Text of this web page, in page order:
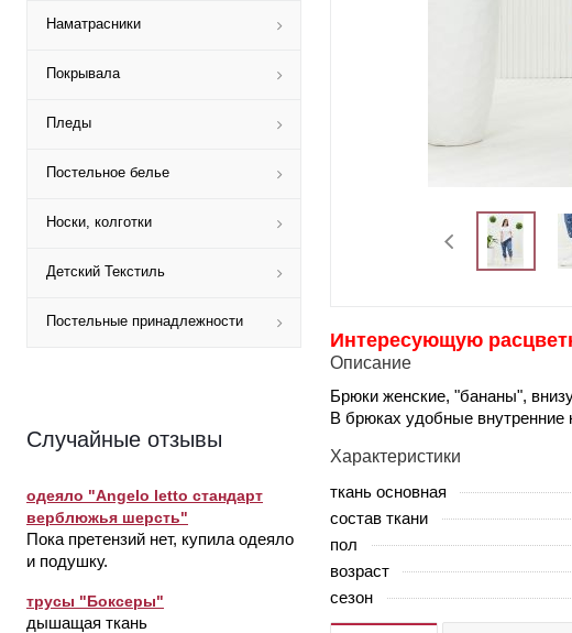
Наматрасники
Покрывала
Пледы
Постельное белье
Носки, колготки
Детский Текстиль
Постельные принадлежности
Случайные отзывы
одеяло "Angelo letto стандарт
верблюжья шерсть"
Пока претензий нет, купила одеяло
и подушку.
трусы "Боксеры"
дышащая ткань
Интересующую
Описание
Брюки женские, "бананы",
В брюках удобные внутренние
Характеристики
ткань основная
состав ткани
пол
возраст
сезон